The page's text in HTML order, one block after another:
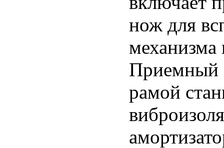
нож для
механизма
Приемный
рамой